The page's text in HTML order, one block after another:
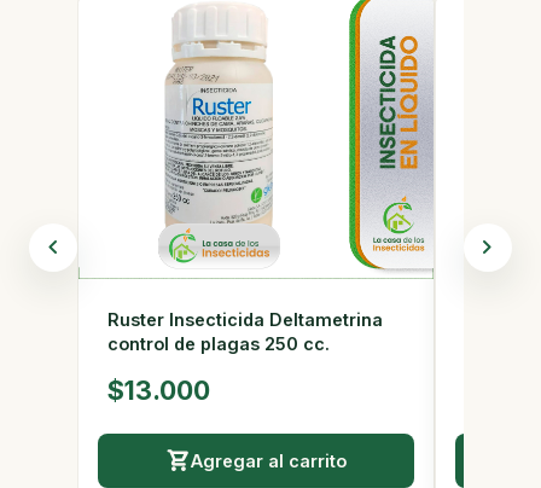
Ruster Insecticida Deltametrina
control de plagas 250 cc.
$13.000
Agregar al carrito